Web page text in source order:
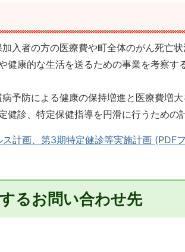
入者の方の医療費や町全体のがん死亡
健康的な生活を送るための事業を考察す
予防による健康の保持増進と医療費増
診、特定保健指導を円滑に行うための
計画、第3期特定健診等実施計画 (PDF
るお問い合わせ先